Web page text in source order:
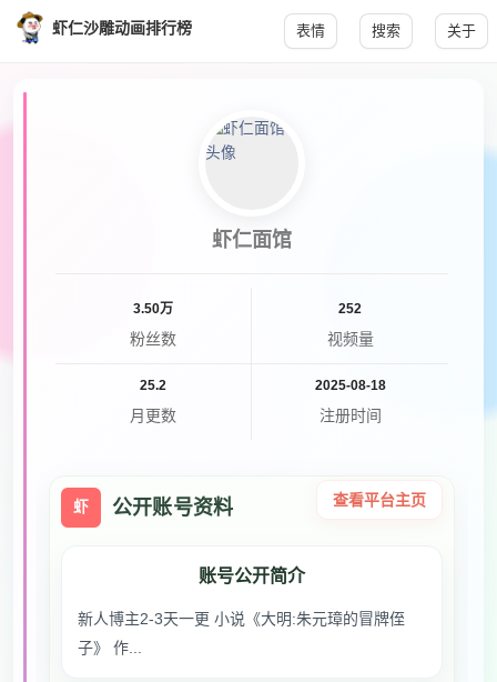
虾仁沙雕动画排行榜 表情 搜索 关于
虾仁面馆
3.50万
粉丝数
252
视频量
25.2
月更数
2025-08-18
注册时间
虾 公开账号资料 查看平台主页
账号公开简介
新人博主2-3天一更 小说《大明:朱元璋的冒牌侄
子》 作...